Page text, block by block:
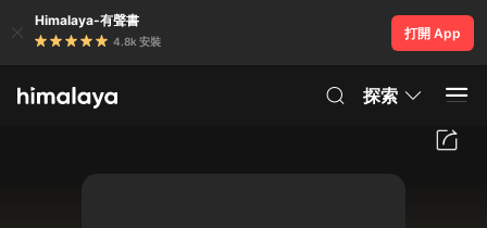
Himalaya-有聲書
4.8k 安裝
打開 App
探索